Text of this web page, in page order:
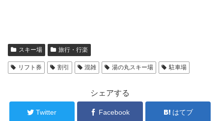
スキー場 旅行・行楽
リフト券 割引 混雑 湯の丸スキー場 駐車場
シェアする
Twitter Facebook はてブ